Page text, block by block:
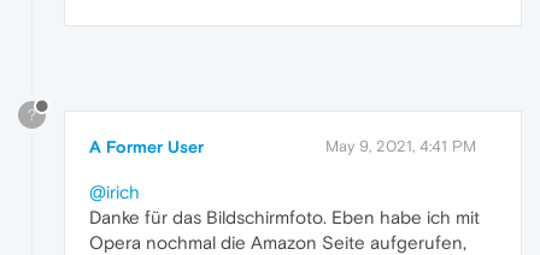
?
A Former User May 9, 2021, 4:41 PM
@irich
Danke für das Bildschirmfoto. Eben habe ich mit
Opera nochmal die Amazon Seite aufgerufen,